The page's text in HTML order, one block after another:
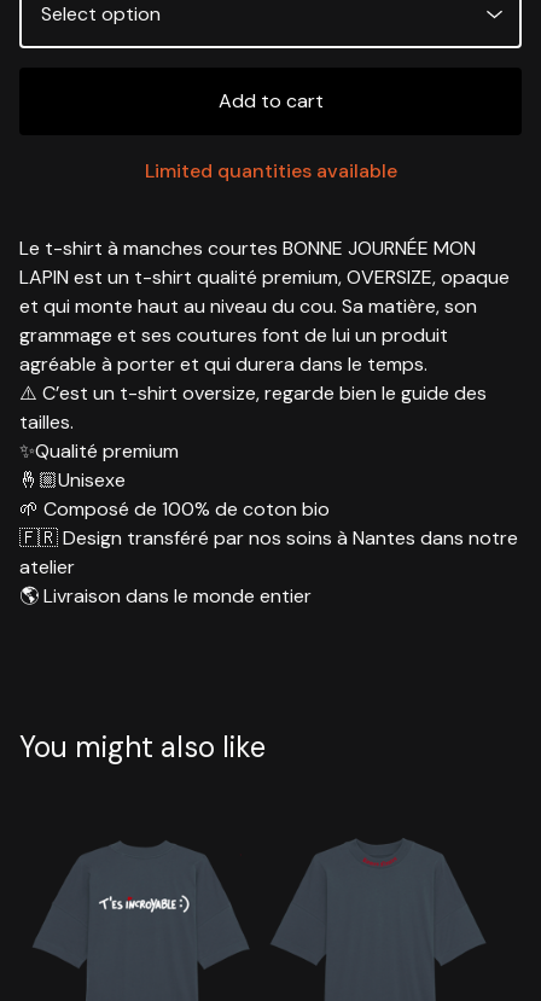
Add to cart
Limited quantities available
Le t-shirt à manches courtes BONNE JOURNÉE MON
LAPIN est un t-shirt qualité premium, OVERSIZE, opaque
et qui monte haut au niveau du cou. Sa matière, son
grammage et ses coutures font de lui un produit
agréable à porter et qui durera dans le temps.
⚠️ C’est un t-shirt oversize, regarde bien le guide des
tailles.
✨Qualité premium
🤞🏼Unisexe
🌱 Composé de 100% de coton bio
🇫🇷 Design transféré par nos soins à Nantes dans notre
atelier
🌎 Livraison dans le monde entier
You might also like